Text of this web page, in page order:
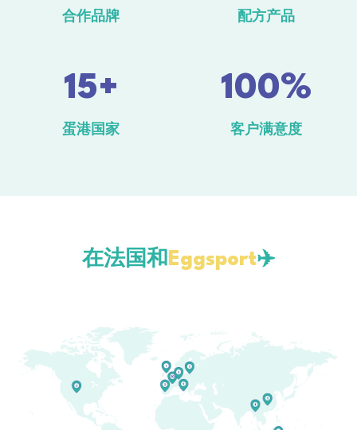
合作品牌 配方产品
15+
蛋港国家
100%
客户满意度
在法国和Eggsport✈️